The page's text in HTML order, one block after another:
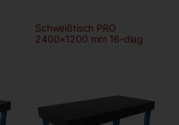
Schweißtisch PRO
2400×1200 mm 16-diag